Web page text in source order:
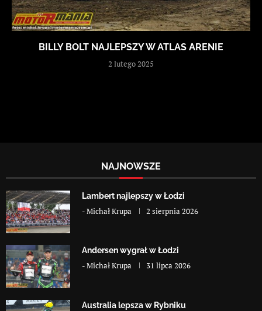
BILLY BOLT NAJLEPSZY W ATLAS ARENIE
2 lutego 2025
NAJNOWSZE
Lambert najlepszy w Łodzi
-Michał Krupa 2 sierpnia 2026
Andersen wygrał w Łodzi
-Michał Krupa 31 lipca 2026
Australia lepsza w Rybniku